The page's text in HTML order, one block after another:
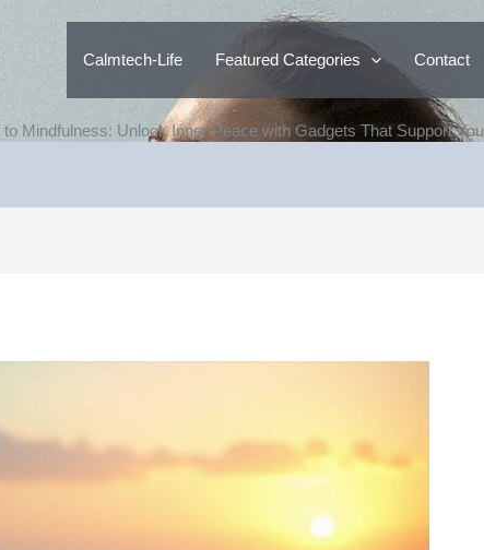
Calmtech-Life Featured Categories Contact
Mindfulness: Unlock Inner Peace with Gadgets That Support You